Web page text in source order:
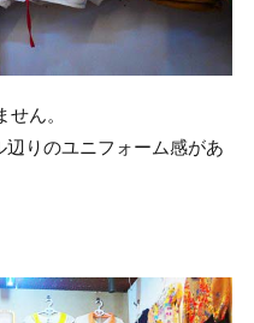
ん。
りのユニフォーム感があ